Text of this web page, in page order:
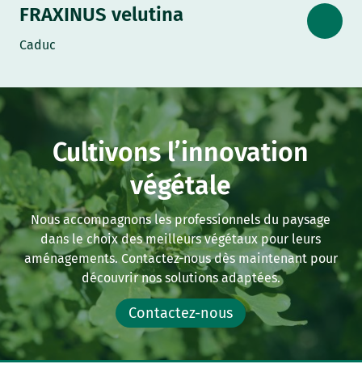
FRAXINUS velutina
Caduc
Cultivons l’innovation
végétale
Nous accompagnons les professionnels du paysage
dans le choix des meilleurs végétaux pour leurs
aménagements. Contactez-nous dès maintenant pour
découvrir nos solutions adaptées.
Contactez-nous